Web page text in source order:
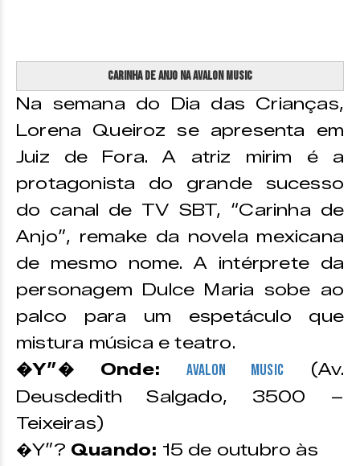
Carinha de Anjo na Avalon Music
Na semana do Dia das Crianças,
Lorena Queiroz se apresenta em
Juiz de Fora. A atriz mirim é a
protagonista do grande sucesso
do canal de TV SBT, “Carinha de
Anjo”, remake da novela mexicana
de mesmo nome. A intérprete da
personagem Dulce Maria sobe ao
palco para um espetáculo que
mistura música e teatro.
�Y”� Onde:
Avalon Music(Av.
Deusdedith Salgado, 3500 –
Teixeiras)
�Y”? Quando: 15 de outubro às